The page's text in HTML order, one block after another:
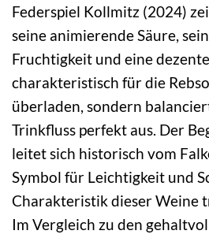
Federspiel Kollmitz (2024)
seine animierende Säure,
Fruchtigkeit und eine
charakteristisch für die
überladen, sondern
Trinkfluss perfekt aus. Der
leitet sich historisch vom
Symbol für Leichtigkeit und
Charakteristik dieser Weine
Im Vergleich zu den